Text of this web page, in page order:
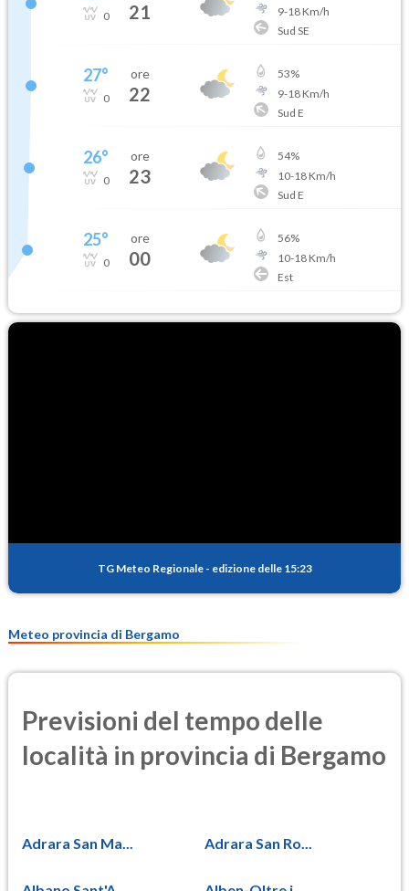
0 21
9-18Km/h
Sud SE
27°
0
ore
22
53%
9-18Km/h
Sud E
26°
0
ore
23
54%
10-18Km/h
Sud E
25°
0
ore
00
56%
10-18Km/h
Est
TG Meteo Regionale - edizione delle 15:23
Meteo provincia di Bergamo
Previsioni del tempo delle
località in provincia di Bergamo
Adrara San Ma... Adrara San Ro...